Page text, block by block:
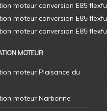
MOTEUR
moteur Plaisance du
moteur Narbonne
moteur conversion E85
moteur conversion E85
moteur conversion E85